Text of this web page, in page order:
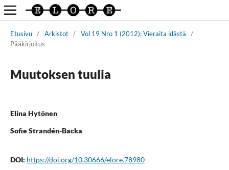
Etusivu / Arkistot / Vol 19 Nro 1 (2012): Vieraita idästä
/
Pääkirjoitus
Muutoksen tuulia
Elina Hytönen
Sofie Strandén-Backa
DOI: https://doi.org/10.30666/elore.78980